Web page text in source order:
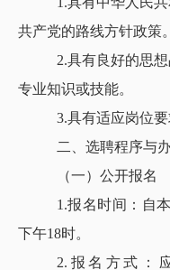
共产党的路线方针政策。
2.具有良好的思
专业知识或技能。
3.具有适应岗位要
二、选聘程序与
（一）公开报名
1.报名时间：自
下午18时。
2.报名方式：